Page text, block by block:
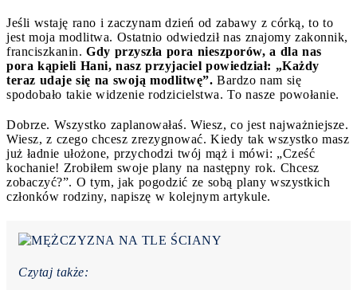
Jeśli wstaję rano i zaczynam dzień od zabawy z córką, to to
jest moja modlitwa. Ostatnio odwiedził nas znajomy zakonnik,
franciszkanin. Gdy przyszła pora nieszporów, a dla nas
pora kąpieli Hani, nasz przyjaciel powiedział: „Każdy
teraz udaje się na swoją modlitwę”. Bardzo nam się
spodobało takie widzenie rodzicielstwa. To nasze powołanie.
Dobrze. Wszystko zaplanowałaś. Wiesz, co jest najważniejsze.
Wiesz, z czego chcesz zrezygnować. Kiedy tak wszystko masz
już ładnie ułożone, przychodzi twój mąż i mówi: „Cześć
kochanie! Zrobiłem swoje plany na następny rok. Chcesz
zobaczyć?”. O tym, jak pogodzić ze sobą plany wszystkich
członków rodziny, napiszę w kolejnym artykule.
Czytaj także: